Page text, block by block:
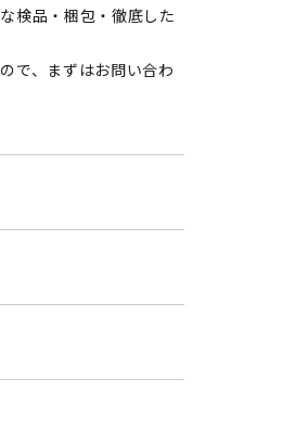
検品・梱包・徹底した
で、まずはお問い合わ